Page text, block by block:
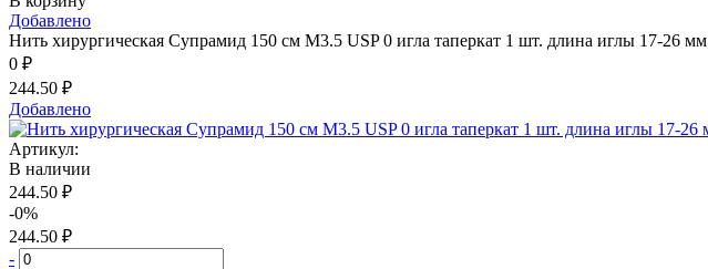
Добавлено
Нить хирургическая Супрамид 150 см М3.5 USP 0 игла таперкат 1 шт. длина иглы 17-26 мм
0 ₽
244.50 ₽
Добавлено
Артикул:
В наличии
244.50 ₽
-0%
244.50 ₽
-